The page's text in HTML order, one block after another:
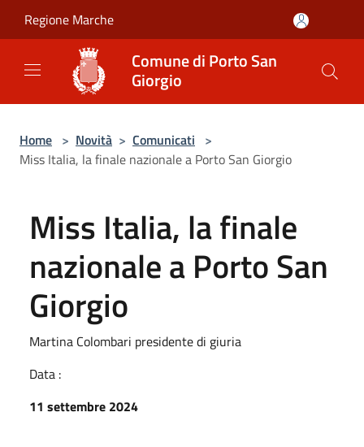
Regione Marche
Comune di Porto San
Giorgio
Home > Novità > Comunicati >
Miss Italia, la finale nazionale a Porto San Giorgio
Miss Italia, la finale
nazionale a Porto San
Giorgio
Martina Colombari presidente di giuria
Data :
11 settembre 2024